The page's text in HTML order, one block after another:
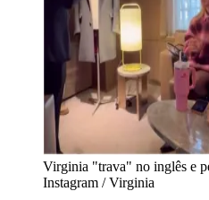
Virginia "trava" no inglês e
Instagram / Virginia